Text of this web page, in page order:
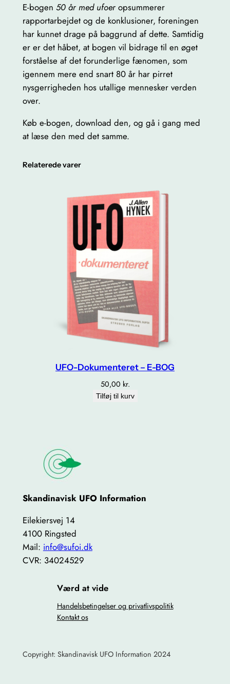
E-bogen 50 år med ufoeropsummerer
rapportarbejdet og de konklusioner, foreningen
har kunnet drage på baggrund af dette. Samtidig
er er det håbet, at bogen vil bidrage til en øget
forståelse af det forunderlige fænomen, som
igennem mere end snart 80 år har pirret
nysgerrigheden hos utallige mennesker verden
over.
Køb e-bogen, download den, og gå i gang med
at læse den med det samme.
Relaterede varer
UFO-Dokumenteret – E-BOG
50,00 kr.
Tilføj til kurv
Skandinavisk UFO Information
Eilekiersvej 14
4100 Ringsted
Mail: info@sufoi.dk
CVR: 34024529
Værd at vide
Handelsbetingelser og privatlivspolitik
Kontakt os
Copyright: Skandinavisk UFO Information 2024